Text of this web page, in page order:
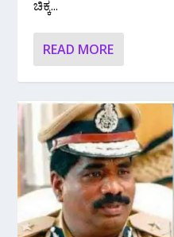
ಚಿಕ್ಕ...
READ MORE